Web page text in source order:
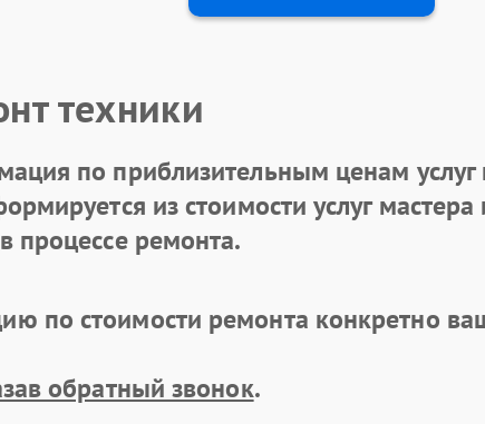
техники
по приблизительным ценам услуг
из стоимости услуг
процессе ремонта.
по стоимости ремонта конкретно
обратный звонок.